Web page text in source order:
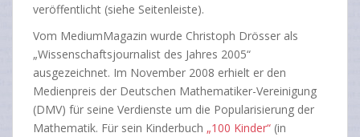
veröffentlicht (siehe Seitenleiste).
Vom MediumMagazin wurde Christoph Drösser als
„Wissenschaftsjournalist des Jahres 2005“
ausgezeichnet. Im November 2008 erhielt er den
Medienpreis der Deutschen Mathematiker-Vereinigung
(DMV) für seine Verdienste um die Popularisierung der
Mathematik. Für sein Kinderbuch „100 Kinder“ (in